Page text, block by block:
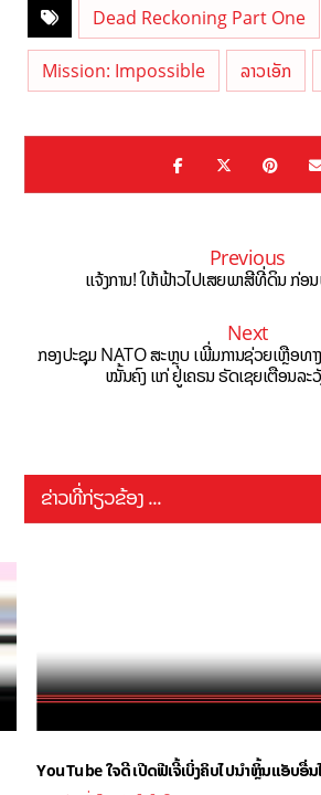
Dead Reckoning Part One
Mission: Impossible ລາວເອັກ
Previous
ແຈ້ງການ! ໃຫ້ຟ້າວໄປເສຍພາສີທີ່ດິນ ກ່
Next
ກອງປະຊຸມ NATO ສະຫຼຸບ ເພີ່ມການຊ່ວຍເຫຼືອທາ
ໝັ້ນຄົງ ແກ່ ຢູເຄຣນ ຣັດເຊຍເຕືອນລະວັ
ຂ່າວທີ່ກ່ຽວຂ້ອງ ...
YouTube ໃຈດີ ເປີດຟີເຈີ້ເບິ່ງຄິບໄປນຳຫຼິ້ນແອັບອື່